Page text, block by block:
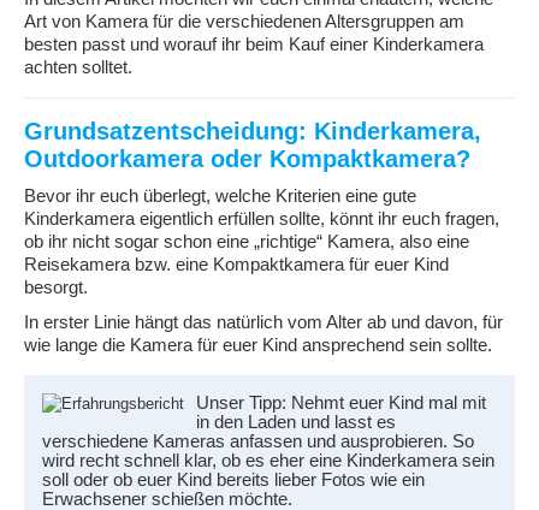
Art von Kamera für die verschiedenen Altersgruppen am
besten passt und worauf ihr beim Kauf einer Kinderkamera
achten solltet.
Grundsatzentscheidung: Kinderkamera,
Outdoorkamera oder Kompaktkamera?
Bevor ihr euch überlegt, welche Kriterien eine gute
Kinderkamera eigentlich erfüllen sollte, könnt ihr euch fragen,
ob ihr nicht sogar schon eine „richtige“ Kamera, also eine
Reisekamera bzw. eine Kompaktkamera für euer Kind
besorgt.
In erster Linie hängt das natürlich vom Alter ab und davon, für
wie lange die Kamera für euer Kind ansprechend sein sollte.
Unser Tipp: Nehmt euer Kind mal mit
in den Laden und lasst es
verschiedene Kameras anfassen und ausprobieren. So
wird recht schnell klar, ob es eher eine Kinderkamera sein
soll oder ob euer Kind bereits lieber Fotos wie ein
Erwachsener schießen möchte.